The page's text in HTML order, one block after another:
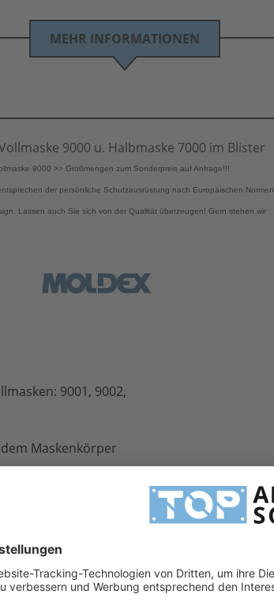
MEHR INFORMATIONEN
9000 u. Halbmaske 7000 im Blister
9000 >> Großmengen zum Sonderpreis auf Anfrage!!!
der persönliche Schutzausrüstung nach Europäischen Normen
Lassen auch Sie sich von der Qualität überzeugen! Gern stehen wir
9001, 9002,
Maskenkörper
hohe
ohne Adapter